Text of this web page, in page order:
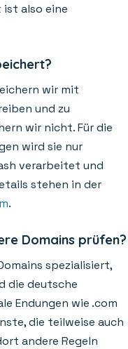
ist also eine
wir mit
und zu
wir nicht. Für die
wird sie nur
verarbeitet und
stehen in der
.
Domains prüfen?
spezialisiert,
die deutsche
Endungen wie .com
die teilweise auch
andere Regeln